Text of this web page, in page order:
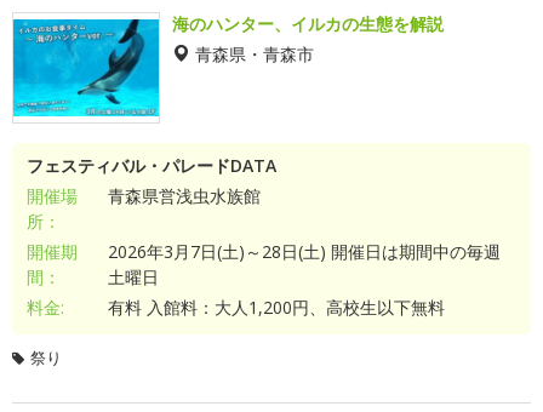
海のハンター、イルカの生態を解説
青森県・青森市
フェスティバル・パレードDATA
開催場
所：
青森県営浅虫水族館
開催期
間：
2026年3月7日(土)～28日(土) 開催日は期間中の毎週
土曜日
料金:
有料 入館料：大人1,200円、高校生以下無料
祭り